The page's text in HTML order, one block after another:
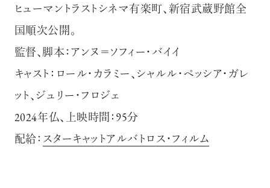
ヒューマントラストシネマ有楽町、新宿武蔵野館全
国順次公開。
監督、脚本：アンヌ＝ソフィー・バイイ
キャスト：ロール・カラミー、シャルル・ぺッシア・ガレ
ット、ジュリー・フロジェ
2024年仏、上映時間：95分
配給： スターキャットアルバトロス・フィルム